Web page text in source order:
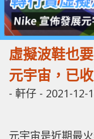
虛擬波鞋也
元宇宙，已
- 軒仔 - 2021-12-
元宇宙是近期最